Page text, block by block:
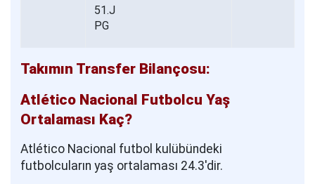
Takımın Transfer Bilançosu:
Atlético Nacional Futbolcu Yaş
Ortalaması Kaç?
Atlético Nacional futbol kulübündeki
futbolcuların yaş ortalaması 24.3'dir.